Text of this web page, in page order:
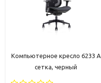
Компьютерное кресло 6233 A
сетка, черный